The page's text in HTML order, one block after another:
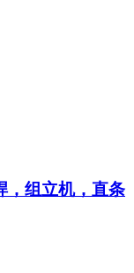
，组立机，直条